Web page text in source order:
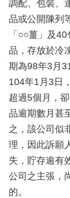
調配、包裝、
品或公開陳列
「○○薑」及
品，存放於冷
期為98年3月
104年1月3日
超過5個月，
品逾期數月甚
之，該公司似
理，因此訴願
失，貯存逾有
公司之主張，
的。